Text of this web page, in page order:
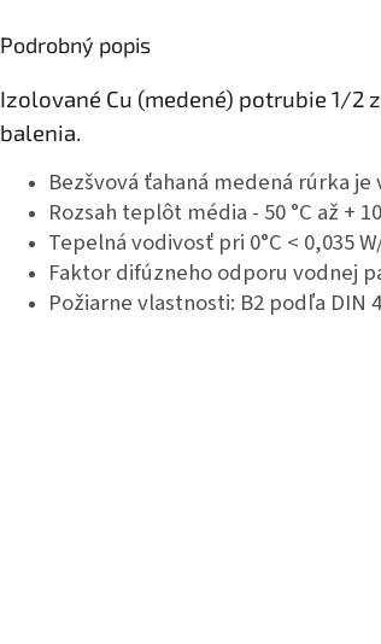
Podrobný popis
Izolované Cu (medené) potrubie 1/2
balenia.
Bezšvová ťahaná medená rúrka
Rozsah teplôt média - 50 °C až +
Tepelná vodivosť pri 0°C < 0,035
Faktor difúzneho odporu vodnej
Požiarne vlastnosti: B2 podľa DIN